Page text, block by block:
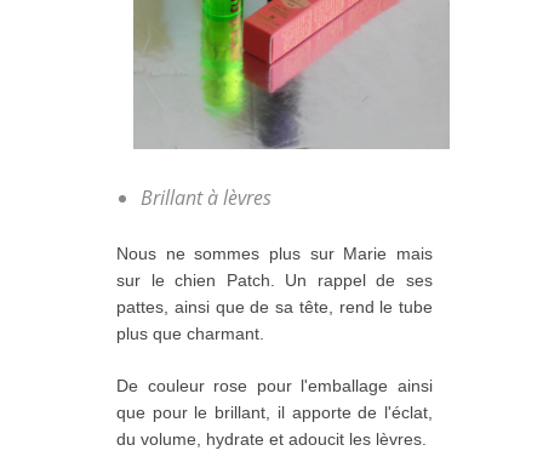
Brillant à lèvres
Nous ne sommes plus sur Marie mais
sur le chien Patch. Un rappel de ses
pattes, ainsi que de sa tête, rend le tube
plus que charmant.
De couleur rose pour l'emballage ainsi
que pour le brillant, il apporte de l'éclat,
du volume, hydrate et adoucit les lèvres.